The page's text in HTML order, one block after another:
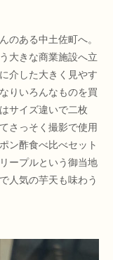
のある中土佐町へ。
大きな商業施設へ立
介した大きく見やす
りいろんなものを買
サイズ違いで二枚
さっそく撮影で使用
ン酢食べ比べセット
ープルという御当地
人気の芋天も味わう